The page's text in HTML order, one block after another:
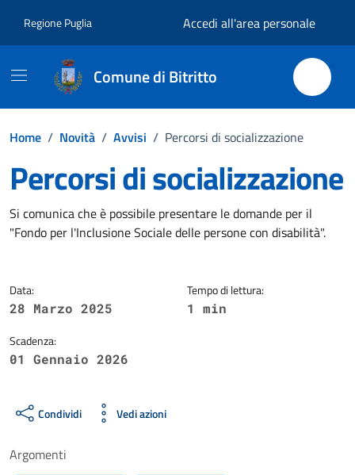
Regione Puglia Accedi all'area personale
Comune di Bitritto
Home / Novità / Avvisi / Percorsi di socializzazione
Percorsi di socializzazione
Dettagli della notizia
Si comunica che è possibile presentare le domande per il
"Fondo per l'Inclusione Sociale delle persone con disabilità".
Data:
28 Marzo 2025
Scadenza:
01 Gennaio 2026
Tempo di lettura:
1 min
Condividi Vedi azioni
Argomenti